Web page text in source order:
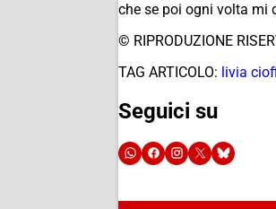
che se poi ogni volta mi
© RIPRODUZIONE
TAG ARTICOLO: livia
Seguici su